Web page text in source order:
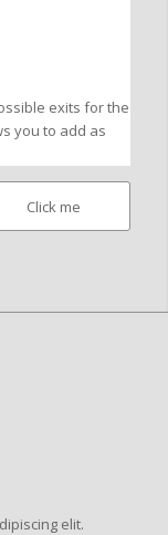
exits for the
you to add as
Click me
elit.